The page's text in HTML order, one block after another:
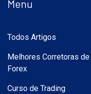
Menu
Todos Artigos
Melhores Corretoras de
Forex
Curso de Trading